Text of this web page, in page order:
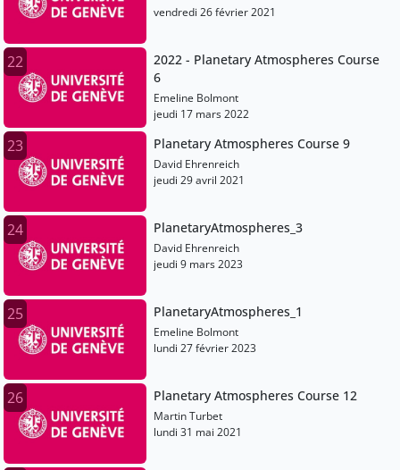
vendredi 26 février 2021
22
2022 - Planetary Atmospheres Course
6
Emeline Bolmont
jeudi 17 mars 2022
23 Planetary Atmospheres Course 9
David Ehrenreich
jeudi 29 avril 2021
24 PlanetaryAtmospheres_3
David Ehrenreich
jeudi 9 mars 2023
25 PlanetaryAtmospheres_1
Emeline Bolmont
lundi 27 février 2023
26 Planetary Atmospheres Course 12
Martin Turbet
lundi 31 mai 2021